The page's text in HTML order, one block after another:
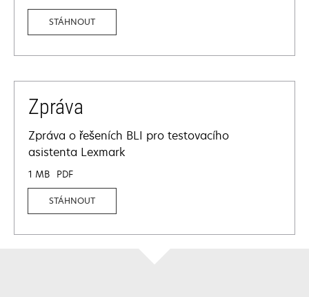
STÁHNOUT
Zpráva
Zpráva o řešeních BLI pro testovacího
asistenta Lexmark
1 MB PDF
STÁHNOUT